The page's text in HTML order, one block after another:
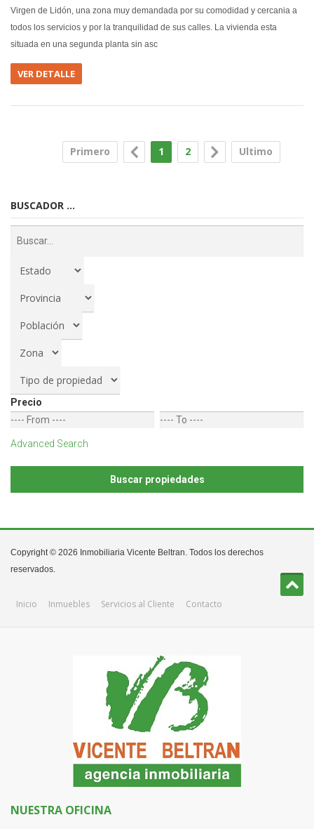
Virgen de Lidón, una zona muy demandada por su comodidad y cercania a
todos los servicios y por la tranquilidad de sus calles. La vivienda esta
situada en una segunda planta sin asc
VER DETALLE
Primero 1 2 Ultimo
BUSCADOR ...
Precio
Advanced Search
Copyright © 2026 Inmobiliaria Vicente Beltran. Todos los derechos
reservados.
Inicio Inmuebles Servicios al Cliente Contacto
NUESTRA OFICINA